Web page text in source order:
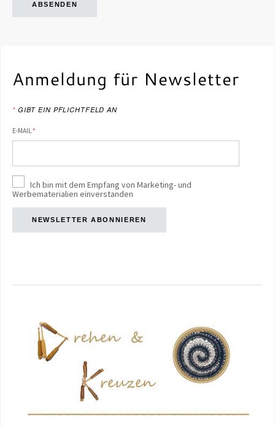
ABSENDEN
Anmeldung für Newsletter
*GIBT EIN PFLICHTFELD AN
E-MAIL*
Ich bin mit dem Empfang von Marketing- und
Werbematerialien einverstanden
NEWSLETTER ABONNIEREN